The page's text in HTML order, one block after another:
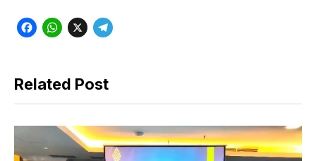
F
e
o
o
W
t
A
p
X
T
e
r
a
Related Post